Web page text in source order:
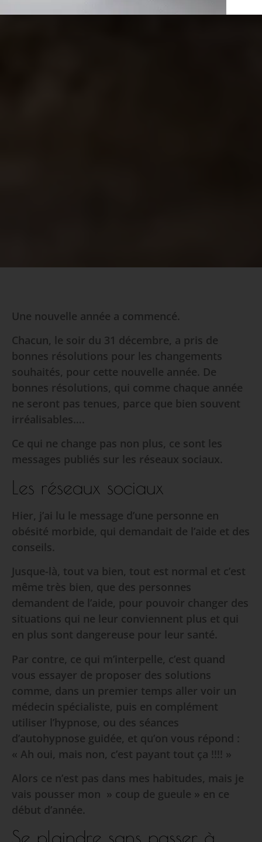
Une nouvelle année a commencé.
Chacun, le soir du 31 décembre, a pris de
bonnes résolutions pour les changements
souhaités, pour cette nouvelle année. De
bonnes résolutions, qui comme chaque année
ne seront pas tenues, parce que bien souvent
irréalisables….
Ce qui ne change pas non plus, ce sont les
messages publiés sur les réseaux sociaux.
Les réseaux sociaux
Hier, j’ai lu le message d’une personne en
obésité morbide, qui demandait de l’aide et des
conseils.
Jusque-là, tout va bien, tout est normal et c’est
même très bien, que des personnes
demandent de l’aide, pour pouvoir changer des
situations qui ne leur conviennent plus et qui
en plus sont dangereuse pour leur santé.
Par contre, ce qui m’interpelle, c’est quand
vous essayer de proposer des solutions
comme, dans un premier temps aller voir un
médecin spécialiste, puis en complément
utiliser l’hypnose, ou des séances
d’autohypnose guidée, et qu’on vous répond :
« Ah oui, mais non, c’est payant tout ça !!!! »
Alors ce n’est pas dans mes habitudes, mais je
vais pousser mon » coup de gueule » en ce
début d’année.
Se plaindre sans passer à